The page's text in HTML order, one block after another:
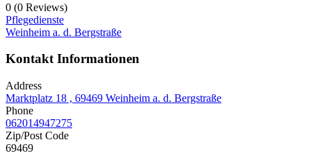
0 (0 Reviews)
Pflegedienste
Weinheim a. d. Bergstraße
Kontakt Informationen
Address
Marktplatz 18 , 69469 Weinheim a. d. Bergstraße
Phone
062014947275
Zip/Post Code
69469